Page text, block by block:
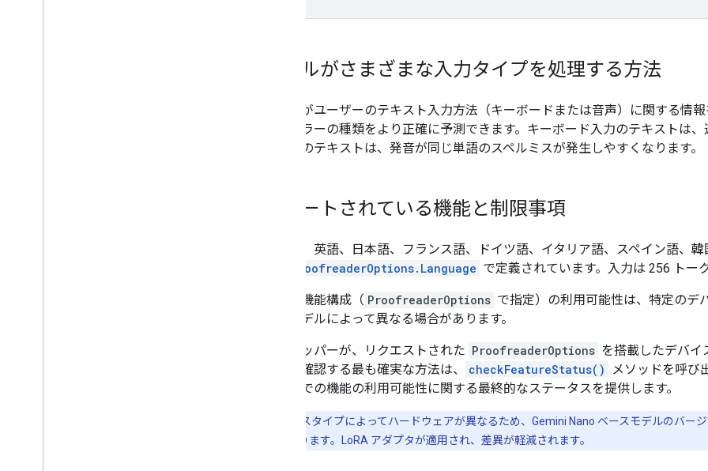
モデルがさまざまな入力タイプを処理する方法
モデルがユーザーのテキスト入力方法（キーボードまたは音声）に関する情
あるエラーの種類をより正確に予測できます。キーボード入力のテキストは
声入力のテキストは、発音が同じ単語のスペルミスが発生しやすくなります。
サポートされている機能と制限事項
校正は、英語、日本語、フランス語、ドイツ語、イタリア語、スペイン語、
ProofreaderOptions.Language で定義されています。入力は 256 トー
特定の機能構成（ ProofreaderOptions で指定）の利用可能性は、特定のデ
れたモデルによって異なる場合があります。
デベロッパーが、リクエストされた ProofreaderOptions を搭載したデバイ
ことを確認する最も確実な方法は、
checkFeatureStatus()
メソッドを呼び
バイスでの機能の利用可能性に関する最終的なステータスを提供します。
デバイスタイプによってハードウェアが異なるため、Gemini Nano ベースモデルのバー
なる場合があります。LoRA アダプタが適用され、差異が軽減されます。